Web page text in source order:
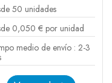
50 unidades
0,050 € por unidad
medio de envío : 2-3